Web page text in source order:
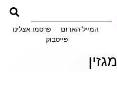
המייל האדום
פרסמו אצלינו
פייסבוק
מגזין